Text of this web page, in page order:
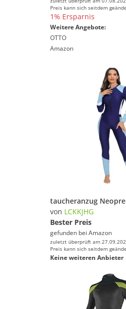
Preis kann sich seitdem
1% Ersparnis
Weitere Angebote:
OTTO
Amazon
von LCKKJHG
Bester Preis
gefunden bei Amazon
zuletzt überprüft am
Preis kann sich seitdem
Keine weiteren Anbieter